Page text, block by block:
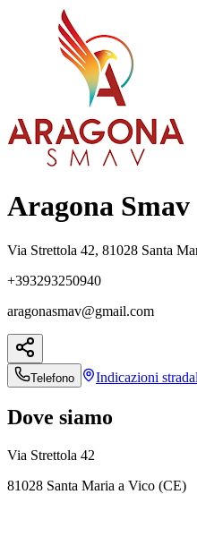
Aragona Smav
Via Strettola 42, 81028 Santa
+393293250940
aragonasmav@gmail.com
Telefono Indicazioni
Dove siamo
Via Strettola 42
81028 Santa Maria a Vico (CE)